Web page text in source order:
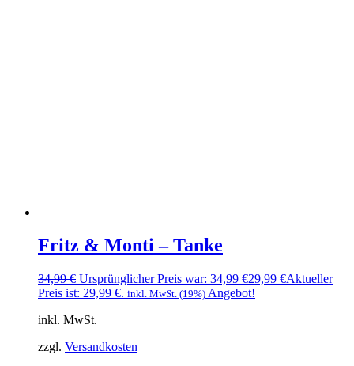
Fritz & Monti – Tanke
34,99€ Ursprünglicher Preis war: 34,99 €29,99 €Aktueller
Preis ist: 29,99 €. inkl. MwSt. (19%) Angebot!
inkl. MwSt.
zzgl. Versandkosten